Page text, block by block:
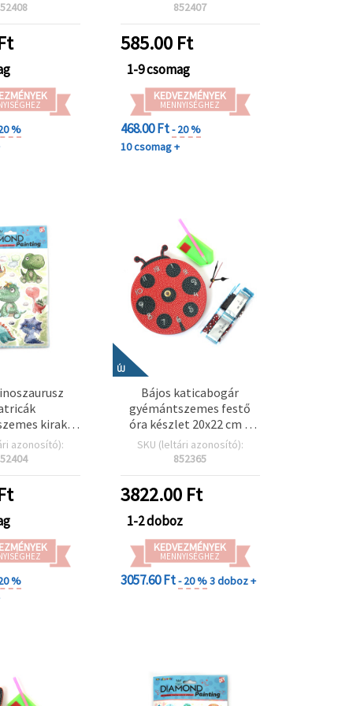
és kézműves
%
Gyerekeknek, Óceános
Kézműves
Foglalkozáshoz SCC204
852407
585.00Ft
1-9 csomag
KEDVEZMÉNYEK
MENNYISÉGHEZ
468.00 Ft- 20 %
10 csomag +
kirakó
–
és kézműves
azonosító):
%
ÚJ
Bájos katicabogár
gyémántszemes festő
óra készlet 20x22 cm –
kreatív DIY hobby,
lakásdekor és
DZBCX17361
SKU (leltári azonosító):
852365
3822.00Ft
1-2 doboz
KEDVEZMÉNYEK
MENNYISÉGHEZ
3057.60 Ft- 20 %3 doboz +